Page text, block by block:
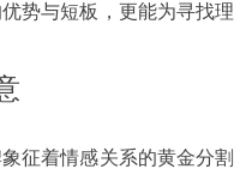
势与短板，更能为寻找理
征着情感关系的黄金分割